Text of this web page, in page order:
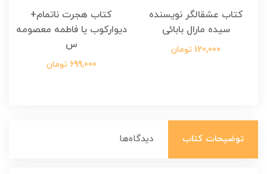
کتاب عشقالگر نویسنده
سیده مارال بابائی
120,000 تومان
کتاب هجرت ناتمام+
دیوارکوب یا فاطمه معصومه
س
699,000 تومان
توضیحات کتاب دیدگاه‌ها